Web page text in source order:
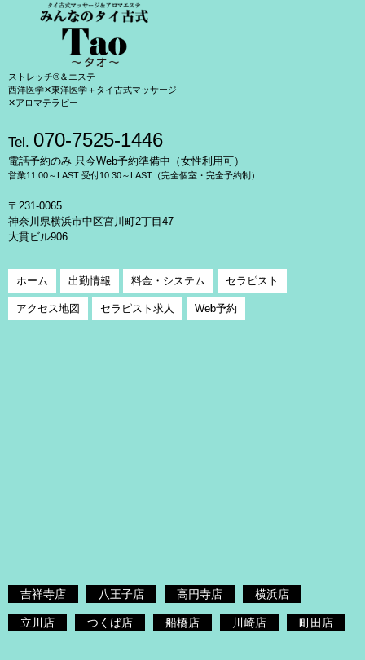
ストレッチ®＆エステ
西洋医学✕東洋医学＋タイ古式マッサージ
✕アロマテラピー
Tel. 070-7525-1446
電話予約のみ 只今Web予約準備中（女性利用可）
営業11:00～LAST 受付10:30～LAST（完全個室・完全予約制）
〒231-0065
神奈川県横浜市中区宮川町2丁目47
大貫ビル906
ホーム 出勤情報 料金・システム セラピスト
アクセス地図 セラピスト求人 Web予約
吉祥寺店 八王子店 高円寺店 横浜店
立川店 つくば店 船橋店 川崎店 町田店